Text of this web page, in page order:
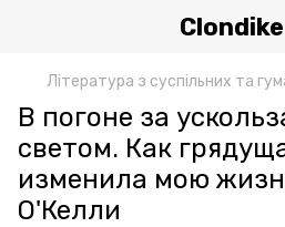
Clondike
Література з суспільних та
В погоне за
светом. Как
изменила мою
О'Келли